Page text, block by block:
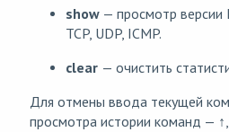
show — просмотр версии
TCP, UDP, ICMP.
clear — очистить
Для отмены ввода текущей
просмотра истории команд — ↑,